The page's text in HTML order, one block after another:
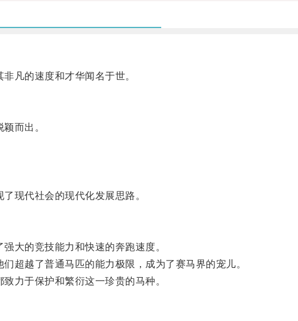
凡的速度和才华闻名于世。
而出。
现代社会的现代化发展思路。
大的竞技能力和快速的奔跑速度。
越了普通马匹的能力极限，成为了赛马界的宠儿。
力于保护和繁衍这一珍贵的马种。